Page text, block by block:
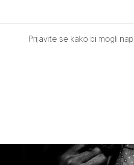
Prijavite se kako bi mogli